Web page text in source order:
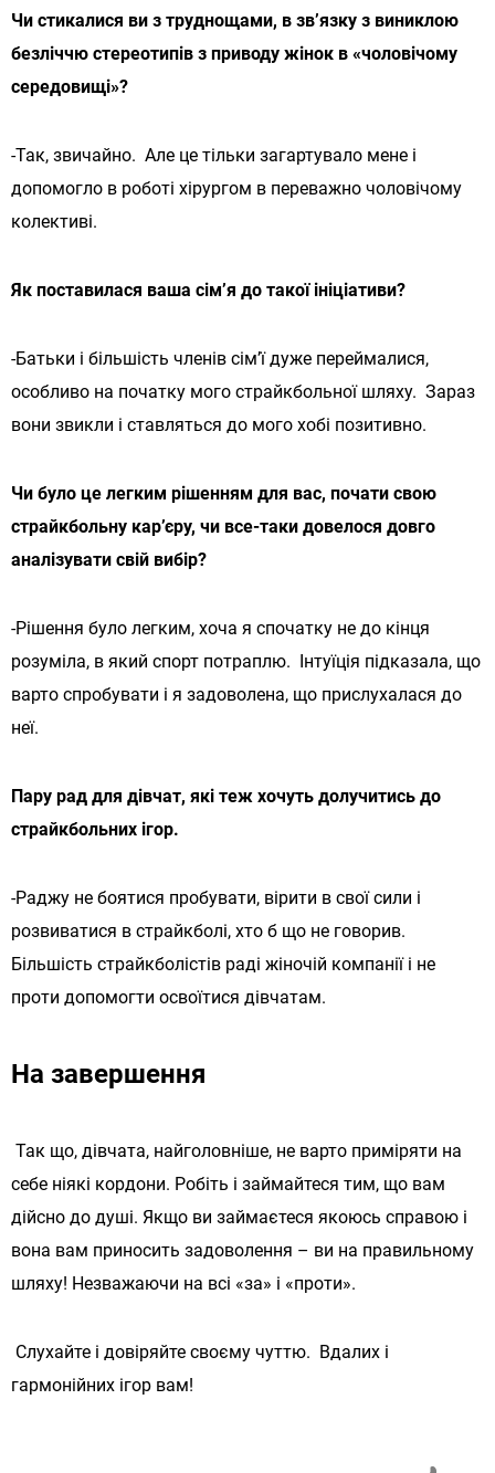
Чи стикалися ви з труднощами, в зв’язку з виниклою
безліччю стереотипів з приводу жінок в «чоловічому
середовищі»?
-Так, звичайно. Але це тільки загартувало мене і
допомогло в роботі хірургом в переважно чоловічому
колективі.
Як поставилася ваша сім’я до такої ініціативи?
-Батьки і більшість членів сім’ї дуже переймалися,
особливо на початку мого страйкбольної шляху. Зараз
вони звикли і ставляться до мого хобі позитивно.
Чи було це легким рішенням для вас, почати свою
страйкбольну кар’єру, чи все-таки довелося довго
аналізувати свій вибір?
-Рішення було легким, хоча я спочатку не до кінця
розуміла, в який спорт потраплю. Інтуїція підказала, що
варто спробувати і я задоволена, що прислухалася до
неї.
Пару рад для дівчат, які теж хочуть долучитись до
страйкбольних ігор.
-Раджу не боятися пробувати, вірити в свої сили і
розвиватися в страйкболі, хто б що не говорив.
Більшість страйкболістів раді жіночій компанії і не
проти допомогти освоїтися дівчатам.
На завершення
Так що, дівчата, найголовніше, не варто приміряти на
себе ніякі кордони. Робіть і займайтеся тим, що вам
дійсно до душі. Якщо ви займаєтеся якоюсь справою і
вона вам приносить задоволення – ви на правильному
шляху! Незважаючи на всі «за» і «проти».
Слухайте і довіряйте своєму чуттю. Вдалих і
гармонійних ігор вам!